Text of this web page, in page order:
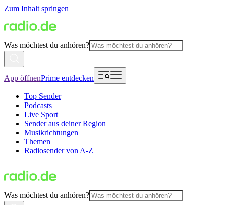
Zum Inhalt springen
Was möchtest du anhören?
App öffnenPrime entdecken
Top Sender
Podcasts
Live Sport
Sender aus deiner Region
Musikrichtungen
Themen
Radiosender von A-Z
Was möchtest du anhören?